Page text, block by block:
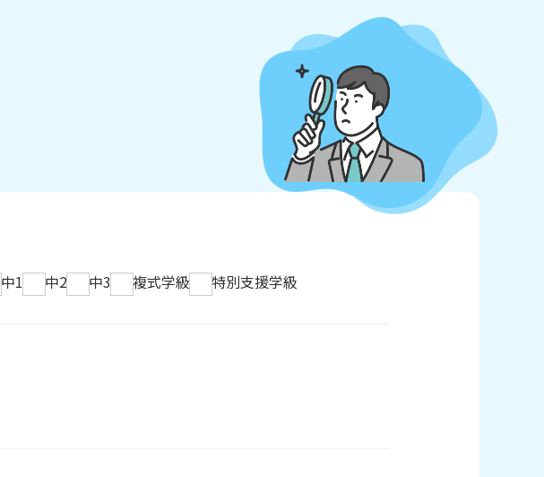
中1 中2 中3 複式学級 特別支援学級